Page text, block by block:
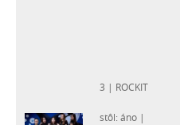
3 | ROCKIT
stôl: áno |